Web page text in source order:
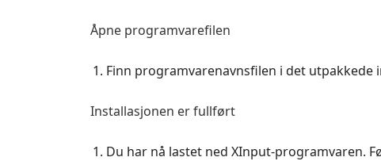
Åpne programvarefilen
Finn programvarenavnsfilen i det
Installasjonen er fullført
Du har nå lastet ned XInput-programvaren.